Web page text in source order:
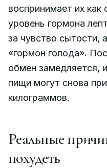
воспринимает их
уровень гормона
за чувство сытости,
«гормон голода».
обмен замедляется,
пищи могут снова
килограммов.
Реальные
похудеть